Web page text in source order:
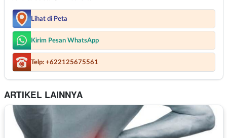
Lihat di Peta
Kirim Pesan WhatsApp
Telp: +622125675561
ARTIKEL LAINNYA